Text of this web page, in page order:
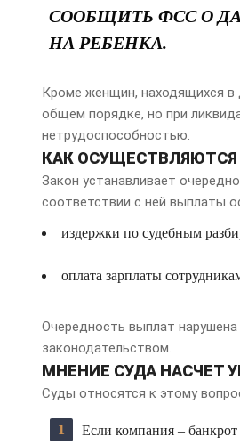
СООБЩИТЬ ФСС О
НА РЕБЕНКА.
Кроме женщин, находящихся в
общем порядке, но при
нетрудоспособностью.
КАК
Закон устанавливает
соответствии с ней выплаты
издержки по судебным
оплата зарплаты
Очередность выплат
законодательством.
МНЕНИЕ СУДА НАСЧЕТ
Суды относятся к этому
Если компания –